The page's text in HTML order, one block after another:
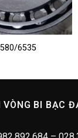
6535
VÒNG BI BẠC